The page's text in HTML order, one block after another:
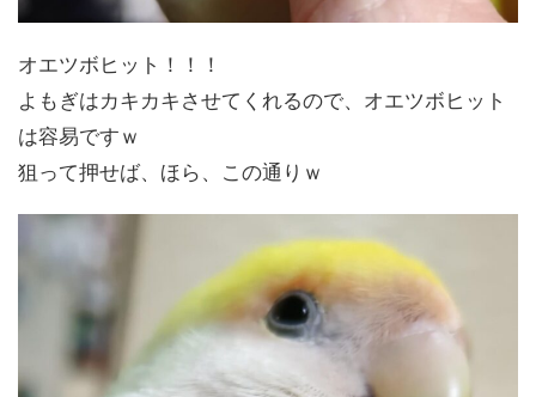
オエツボヒット！！！
よもぎはカキカキさせてくれるので、オエツボヒット
は容易ですｗ
狙って押せば、ほら、この通りｗ